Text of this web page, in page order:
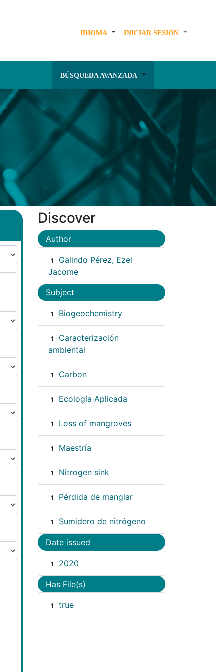
IDIOMA INICIAR SESIÓN
BÚSQUEDA AVANZADA
Discover
Author
1
Galindo Pérez, Ezel
Jacome
Subject
1 Biogeochemistry
1
Caracterización
ambiental
1 Carbon
1 Ecología Aplicada
1 Loss of mangroves
1 Maestría
1 Nitrogen sink
1 Pérdida de manglar
1 Sumidero de nitrógeno
Date issued
1 2020
Has File(s)
1 true